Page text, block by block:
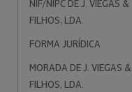
NIF/NIPC DE J. VIEGAS &
FILHOS, LDA.
FORMA JURÍDICA
MORADA DE J. VIEGAS &
FILHOS, LDA.